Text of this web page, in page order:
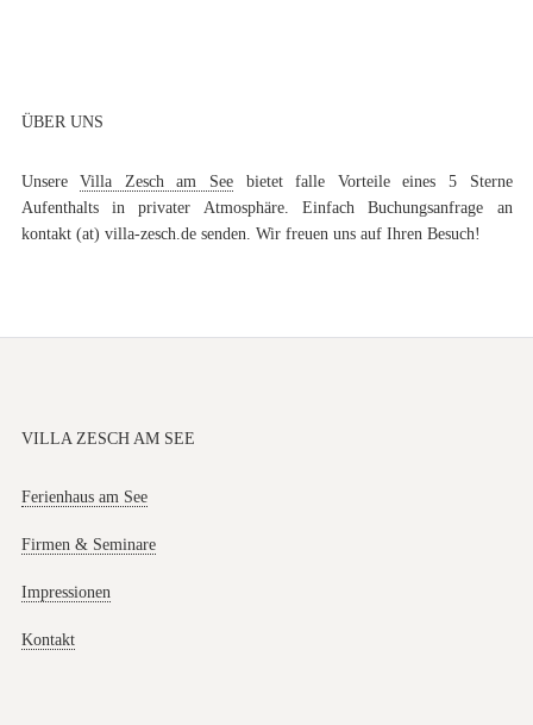
ÜBER UNS
UnsereVilla Zesch am Seebietet falle Vorteile eines 5 Sterne
Aufenthalts in privater Atmosphäre. Einfach Buchungsanfrage an
kontakt (at) villa-zesch.de senden. Wir freuen uns auf Ihren Besuch!
VILLA ZESCH AM SEE
Ferienhaus am See
Firmen & Seminare
Impressionen
Kontakt